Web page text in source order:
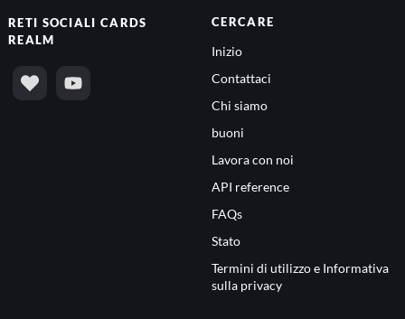
RETI SOCIALICARDS
REALM
CERCARE
Inizio
Contattaci
Chi siamo
buoni
Lavora con noi
API reference
FAQs
Stato
Termini di utilizzo e Informativa
sulla privacy